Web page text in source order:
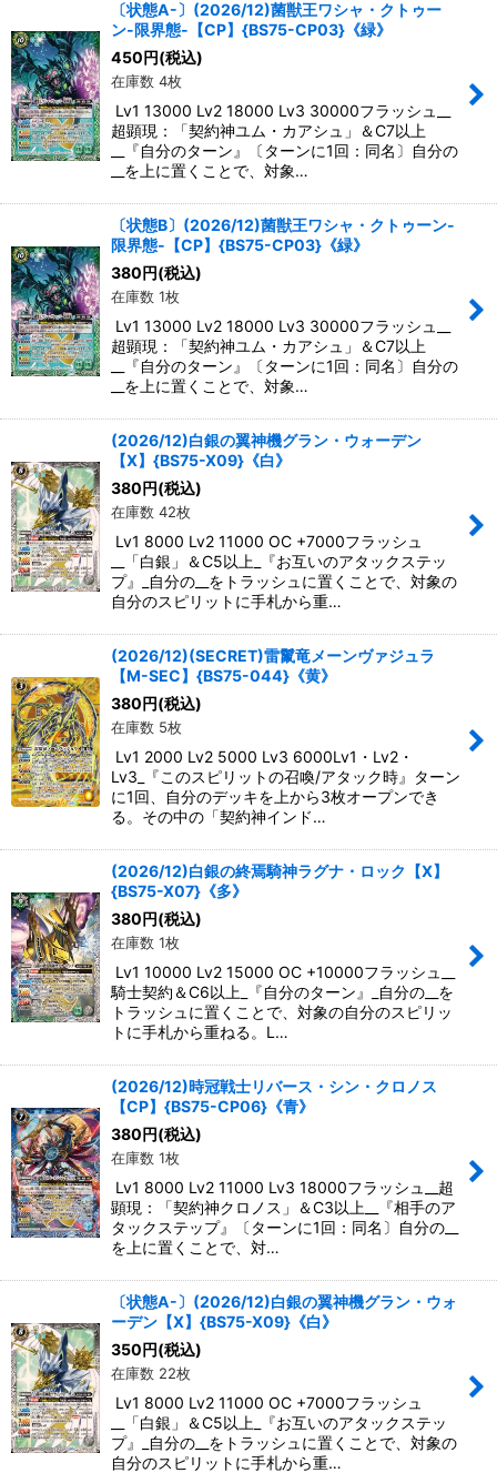
〔状態A-〕(2026/12)菌獣王ワシャ・クトゥー
ン-限界態-【CP】{BS75-CP03}《緑》
450円(税込)
在庫数 4枚
Lv1 13000 Lv2 18000 Lv3 30000フラッシュ__
超顕現：「契約神ユム・カアシュ」＆C7以上
__『自分のターン』〔ターンに1回：同名〕自分の
__を上に置くことで、対象…
〔状態B〕(2026/12)菌獣王ワシャ・クトゥーン-
限界態-【CP】{BS75-CP03}《緑》
380円(税込)
在庫数 1枚
Lv1 13000 Lv2 18000 Lv3 30000フラッシュ__
超顕現：「契約神ユム・カアシュ」＆C7以上
__『自分のターン』〔ターンに1回：同名〕自分の
__を上に置くことで、対象…
(2026/12)白銀の翼神機グラン・ウォーデン
【X】{BS75-X09}《白》
380円(税込)
在庫数 42枚
Lv1 8000 Lv2 11000 OC +7000フラッシュ
__「白銀」＆C5以上_『お互いのアタックステッ
プ』_自分の__をトラッシュに置くことで、対象の
自分のスピリットに手札から重…
(2026/12)(SECRET)雷鬣竜メーンヴァジュラ
【M-SEC】{BS75-044}《黄》
380円(税込)
在庫数 5枚
Lv1 2000 Lv2 5000 Lv3 6000Lv1・Lv2・
Lv3_『このスピリットの召喚/アタック時』ターン
に1回、自分のデッキを上から3枚オープンでき
る。その中の「契約神インド…
(2026/12)白銀の終焉騎神ラグナ・ロック【X】
{BS75-X07}《多》
380円(税込)
在庫数 1枚
Lv1 10000 Lv2 15000 OC +10000フラッシュ__
騎士契約＆C6以上_『自分のターン』_自分の__を
トラッシュに置くことで、対象の自分のスピリッ
トに手札から重ねる。L…
(2026/12)時冠戦士リバース・シン・クロノス
【CP】{BS75-CP06}《青》
380円(税込)
在庫数 1枚
Lv1 8000 Lv2 11000 Lv3 18000フラッシュ__超
顕現：「契約神クロノス」＆C3以上__『相手のア
タックステップ』〔ターンに1回：同名〕自分の__
を上に置くことで、対…
〔状態A-〕(2026/12)白銀の翼神機グラン・ウォ
ーデン【X】{BS75-X09}《白》
350円(税込)
在庫数 22枚
Lv1 8000 Lv2 11000 OC +7000フラッシュ
__「白銀」＆C5以上_『お互いのアタックステッ
プ』_自分の__をトラッシュに置くことで、対象の
自分のスピリットに手札から重…